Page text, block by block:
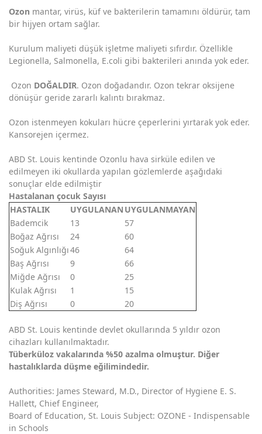
Ozon mantar, virüs, küf ve bakterilerin tamamını öldürür, tam
bir hijyen ortam sağlar.
Kurulum maliyeti düşük işletme maliyeti sıfırdır. Özellikle
Legionella, Salmonella, E.coli gibi bakterileri anında yok eder.
Ozon DOĞALDIR. Ozon doğadandır. Ozon tekrar oksijene
dönüşür geride zararlı kalıntı bırakmaz.
Ozon istenmeyen kokuları hücre çeperlerini yırtarak yok eder.
Kansorejen içermez.
ABD St. Louis kentinde Ozonlu hava sirküle edilen ve
edilmeyen iki okullarda yapılan gözlemlerde aşağıdaki
sonuçlar elde edilmiştir
Hastalanan çocuk Sayısı
HASTALIK
UYGULANAN UYGULANMAYAN
Bademcik
13
57
Boğaz Ağrısı
24
60
Soğuk Algınlığı46
64
Baş Ağrısı
9
66
Miğde Ağrısı
0
25
Kulak Ağrısı
1
15
Diş Ağrısı
0 20
ABD St. Louis kentinde devlet okullarında 5 yıldır ozon
cihazları kullanılmaktadır.
Tüberküloz vakalarında %50 azalma olmuştur. Diğer
hastalıklarda düşme eğilimindedir.
Authorities: James Steward, M.D., Director of Hygiene E. S.
Hallett, Chief Engineer,
Board of Education, St. Louis Subject: OZONE - Indispensable
in Schools